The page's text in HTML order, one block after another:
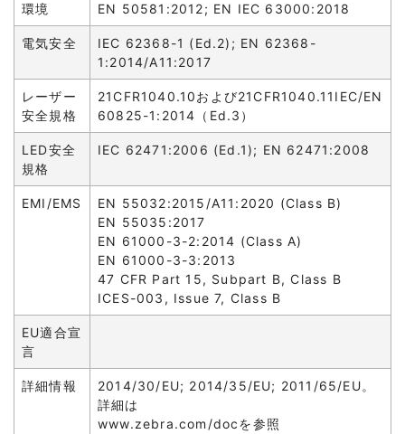
環境 EN 50581:2012; EN IEC 63000:2018
電気安全
IEC 62368-1 (Ed.2); EN 62368-
1:2014/A11:2017
レーザー
安全規格
21CFR1040.10および21CFR1040.11IEC/EN
60825-1:2014（Ed.3）
LED安全
規格
IEC 62471:2006 (Ed.1); EN 62471:2008
EMI/EMS
EN 55032:2015/A11:2020 (Class B)
EN 55035:2017
EN 61000-3-2:2014 (Class A)
EN 61000-3-3:2013
47 CFR Part 15, Subpart B, Class B
ICES-003, Issue 7, Class B
EU適合宣
言
詳細情報
2014/30/EU; 2014/35/EU; 2011/65/EU。
詳細は
www.zebra.com/docを参照